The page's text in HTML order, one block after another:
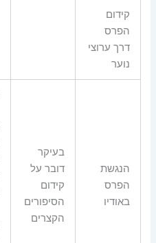
קידום
הפרס
דרך ערוצי
נוער
הנגשת
הפרס
באודיו
בעיקר
דובר על
קידום
הסיפורים
הקצרים